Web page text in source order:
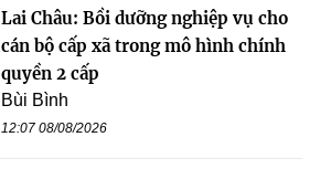
Lai Châu: Bồi dưỡng nghiệp vụ cho
cán bộ cấp xã trong mô hình chính
quyền 2 cấp
Bùi Bình
12:07 08/08/2026